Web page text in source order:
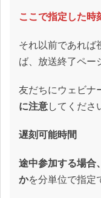
ここで指定した時
それ以前であれば
ば、放送終了ペー
友だちにウェビナ
に注意してくださ
遅刻可能時間
途中参加する場合
かを分単位で指定